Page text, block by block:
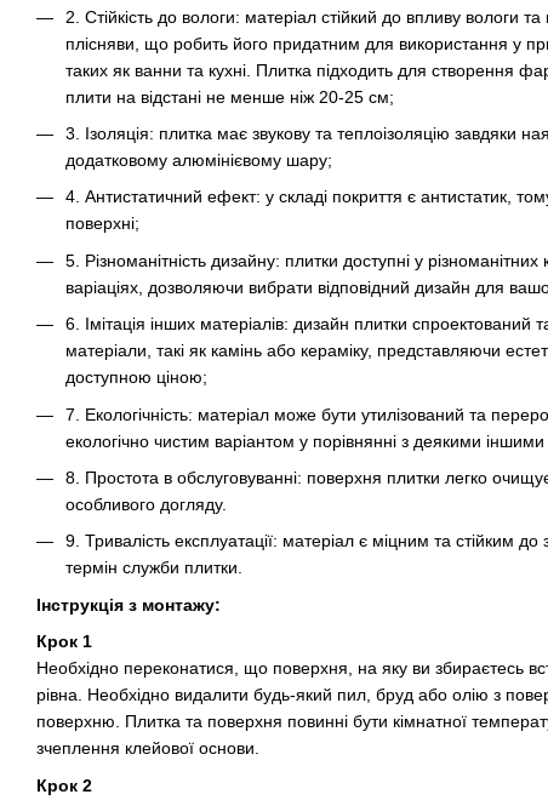
2. Стійкість до вологи: матеріал стійкий до впливу вологи
плісняви, що робить його придатним для використання у
таких як ванни та кухні. Плитка підходить для створення
плити на відстані не менше ніж 20-25 см;
3. Ізоляція: плитка має звукову та теплоізоляцію завдяки
додатковому алюмінієвому шару;
4. Антистатичний ефект: у складі покриття є антистатик,
поверхні;
5. Різноманітність дизайну: плитки доступні у
варіаціях, дозволяючи вибрати відповідний дизайн для
6. Імітація інших матеріалів: дизайн плитки спроектований
матеріали, такі як камінь або кераміку, представляючи
доступною ціною;
7. Екологічність: матеріал може бути утилізований та
екологічно чистим варіантом у порівнянні з деякими
8. Простота в обслуговуванні: поверхня плитки легко
особливого догляду.
9. Тривалість експлуатації: матеріал є міцним та стійким
термін служби плитки.
Інструкція з монтажу:
Крок 1
Необхідно переконатися, що поверхня, на яку ви збираєтесь
рівна. Необхідно видалити будь-який пил, бруд або олію з
поверхню. Плитка та поверхня повинні бути кімнатної
зчеплення клейової основи.
Крок 2